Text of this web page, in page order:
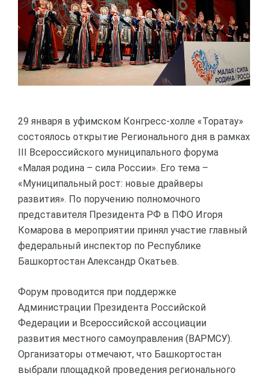
29 января в уфимском Конгресс-холле «Торатау»
состоялось открытие Регионального дня в рамках
III Всероссийского муниципального форума
«Малая родина – сила России». Его тема –
«Муниципальный рост: новые драйверы
развития». По поручению полномочного
представителя Президента РФ в ПФО Игоря
Комарова в мероприятии принял участие главный
федеральный инспектор по Республике
Башкортостан Александр Окатьев.
Форум проводится при поддержке
Администрации Президента Российской
Федерации и Всероссийской ассоциации
развития местного самоуправления (ВАРМСУ).
Организаторы отмечают, что Башкортостан
выбрали площадкой проведения регионального